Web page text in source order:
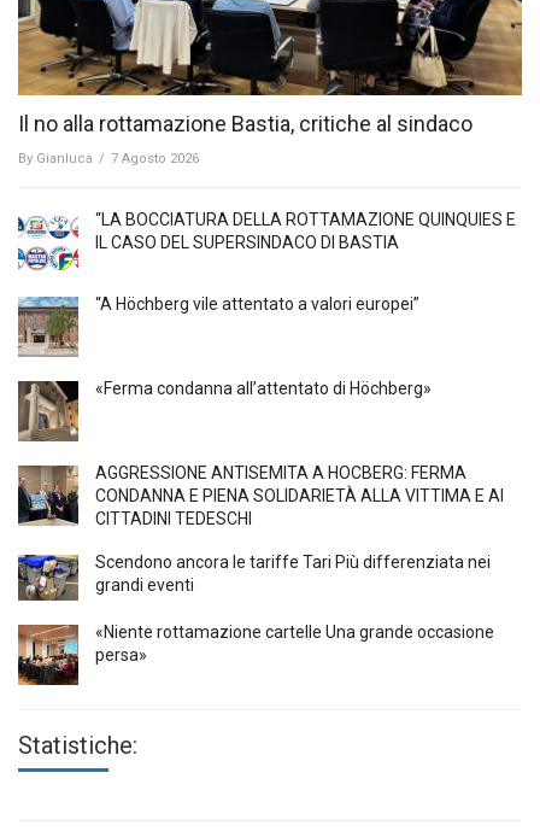
Il no alla rottamazione Bastia, critiche al sindaco
By Gianluca / 7 Agosto 2026
“LA BOCCIATURA DELLA ROTTAMAZIONE QUINQUIES E
IL CASO DEL SUPERSINDACO DI BASTIA
“A Höchberg vile attentato a valori europei”
«Ferma condanna all’attentato di Höchberg»
AGGRESSIONE ANTISEMITA A HÖCBERG: FERMA
CONDANNA E PIENA SOLIDARIETÀ ALLA VITTIMA E AI
CITTADINI TEDESCHI
Scendono ancora le tariffe Tari Più differenziata nei
grandi eventi
«Niente rottamazione cartelle Una grande occasione
persa»
Statistiche: